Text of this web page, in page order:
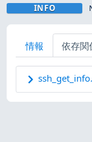
INFO
情報 依存関